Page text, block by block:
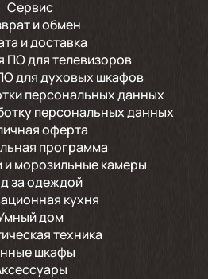
Сервис
и обмен
и доставка
ПО для телевизоров
для духовых шкафов
персональных данных
персональных данных
оферта
программа
и морозильные камеры
за одеждой
кухня
дом
техника
шкафы